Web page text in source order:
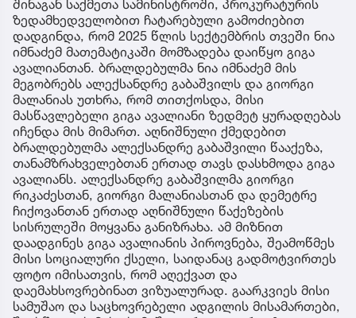
შინაგან საქმეთა სამინისტროში, პროკურატურის
ზედამხედველობით ჩატარებული გამოძიებით
დადგინდა, რომ 2025 წლის სექტემბრის თვეში ნია
იმნაძემ მათემატიკაში მომზადება დაიწყო გიგა
ავალიანთან. ბრალდებულმა ნია იმნაძემ მის
მეგობრებს ალექსანდრე გაბაშვილს და გიორგი
მალანიას უთხრა, რომ თითქოსდა, მისი
მასწავლებელი გიგა ავალიანი ზედმეტ ყურადღებას
იჩენდა მის მიმართ. აღნიშნული ქმედებით
ბრალდებულმა ალექსანდრე გაბაშვილი წააქეზა,
თანამზრახველებთან ერთად თავს დასხმოდა გიგა
ავალიანს. ალექსანდრე გაბაშვილმა გიორგი
რიკაძესთან, გიორგი მალანიასთან და დემეტრე
ჩიქოვანთან ერთად აღნიშნული წაქეზების
სისრულეში მოყვანა განიზრახა. ამ მიზნით
დაადგინეს გიგა ავალიანის პიროვნება, შეამოწმეს
მისი სოციალური ქსელი, საიდანაც გადმოტვირთეს
ფოტო იმისათვის, რომ აღექვათ და
დაემახსოვრებინათ ვიზუალურად. გაარკვიეს მისი
სამუშაო და საცხოვრებელი ადგილის მისამართები,